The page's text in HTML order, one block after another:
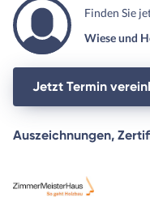
Finden Sie
Wiese und
Jetzt Termin
Auszeichnungen,